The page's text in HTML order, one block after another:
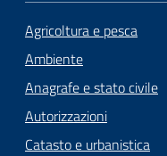
Agricoltura e pesca
Ambiente
Anagrafe e stato civile
Autorizzazioni
Catasto e urbanistica